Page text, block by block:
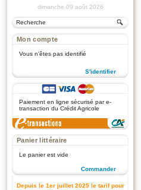
dimanche 09 août 2026
Mon compte
Vous n'êtes pas identifié
S'identifier
Paiement en ligne sécurisé par e-
transaction du Crédit Agricole
Panier littéraire
Le panier est vide
Commander
Depuis le 1er juillet 2025 le tarif pour